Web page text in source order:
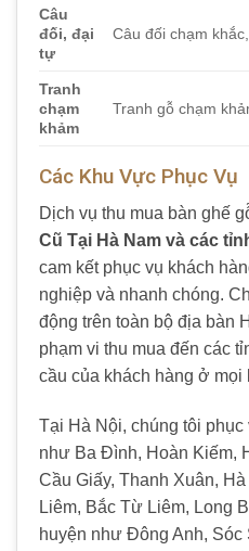
Câu
đối, đại
tự
Câu đối chạm
Tranh
chạm
khảm
Tranh gỗ chạm
Các Khu Vực Phục Vụ
Dịch vụ thu mua bàn ghế
Cũ Tại Hà Nam và các
cam kết phục vụ khách
nghiệp và nhanh chóng.
động trên toàn bộ địa bàn
phạm vi thu mua đến các
cầu của khách hàng ở mọi
Tại Hà Nội, chúng tôi
như Ba Đình, Hoàn Kiếm,
Cầu Giấy, Thanh Xuân,
Liêm, Bắc Từ Liêm, Long
huyện như Đông Anh, Sóc